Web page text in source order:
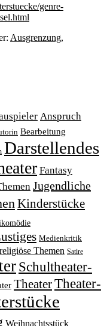
genre-
Ausgrenzung,
Anspruch
Bearbeitung
Darstellendes
Fantasy
Jugendliche
Kinderstücke
Medienkritik
Themen Satire
Schultheater-
TheaterTheater-
Weihnachtsstück